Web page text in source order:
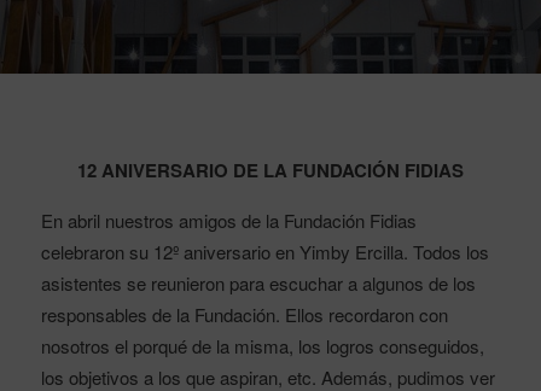
12 ANIVERSARIO DE LA FUNDACIÓN FIDIAS
En abril nuestros amigos de la Fundación Fidias
celebraron su 12º aniversario en Yimby Ercilla. Todos los
asistentes se reunieron para escuchar a algunos de los
responsables de la Fundación. Ellos recordaron con
nosotros el porqué de la misma, los logros conseguidos,
los objetivos a los que aspiran, etc. Además, pudimos ver